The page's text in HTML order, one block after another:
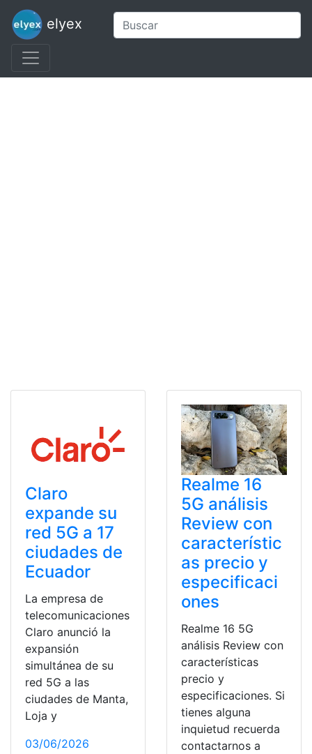
elyex
Claro
expande su
red 5G a 17
ciudades de
Ecuador
La empresa de
telecomunicaciones
Claro anunció la
expansión
simultánea de su
red 5G a las
ciudades de Manta,
Loja y
03/06/2026
Realme 16
5G análisis
Review con
característic
as precio y
especificaci
ones
Realme 16 5G
análisis Review con
características
precio y
especificaciones. Si
tienes alguna
inquietud recuerda
contactarnos a